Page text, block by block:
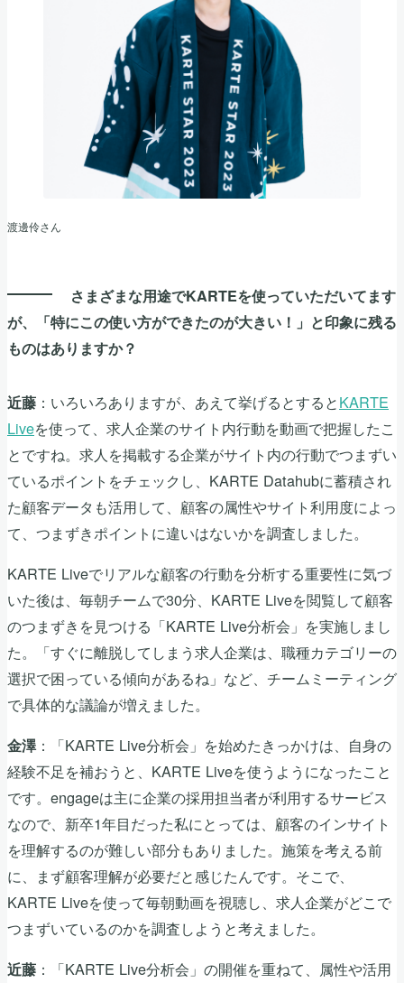
渡邊伶さん
さまざまな用途でKARTEを使っていただいてます
が、「特にこの使い方ができたのが大きい！」と印象に残る
ものはありますか？
近藤 ：いろいろありますが、あえて挙げるとするとKARTE
Liveを使って、求人企業のサイト内行動を動画で把握したこ
とですね。求人を掲載する企業がサイト内の行動でつまずい
ているポイントをチェックし、KARTE Datahubに蓄積され
た顧客データも活用して、顧客の属性やサイト利用度によっ
て、つまずきポイントに違いはないかを調査しました。
KARTE Liveでリアルな顧客の行動を分析する重要性に気づ
いた後は、毎朝チームで30分、KARTE Liveを閲覧して顧客
のつまずきを見つける「KARTE Live分析会」を実施しまし
た。「すぐに離脱してしまう求人企業は、職種カテゴリーの
選択で困っている傾向があるね」など、チームミーティング
で具体的な議論が増えました。
金澤：「KARTE Live分析会」を始めたきっかけは、自身の
経験不足を補おうと、KARTE Liveを使うようになったこと
です。engageは主に企業の採用担当者が利用するサービス
なので、新卒1年目だった私にとっては、顧客のインサイト
を理解するのが難しい部分もありました。施策を考える前
に、まず顧客理解が必要だと感じたんです。そこで、
KARTE Liveを使って毎朝動画を視聴し、求人企業がどこで
つまずいているのかを調査しようと考えました。
近藤 ：「KARTE Live分析会」の開催を重ねて、属性や活用